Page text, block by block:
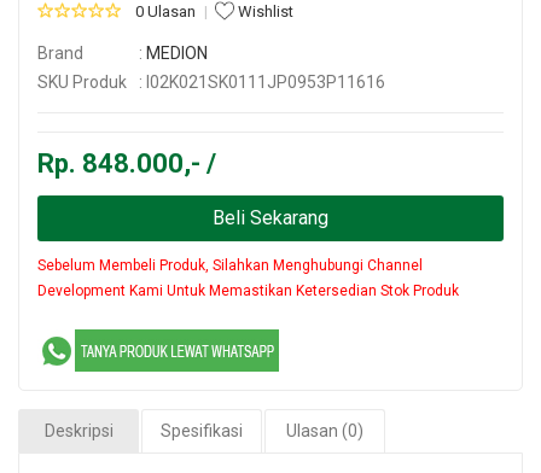
0 Ulasan Wishlist
Brand : MEDION
SKU Produk
: I02K021SK0111JP0953P11616
Rp. 848.000,- /
Beli Sekarang
Sebelum Membeli Produk, Silahkan Menghubungi Channel
Development Kami Untuk Memastikan Ketersedian Stok Produk
Deskripsi Spesifikasi Ulasan (0)